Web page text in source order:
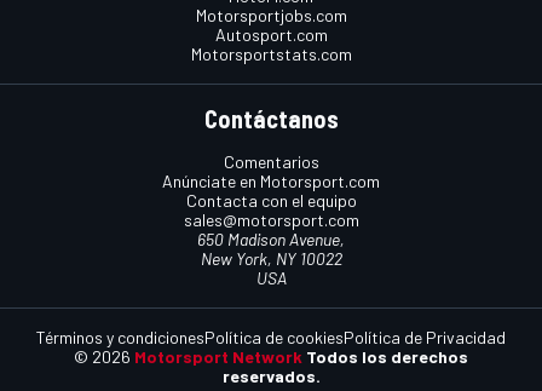
Motorsportjobs.com
Autosport.com
Motorsportstats.com
Contáctanos
Comentarios
Anúnciate en Motorsport.com
Contacta con el equipo
sales@motorsport.com
650 Madison Avenue,
New York, NY 10022
USA
© 2026 Motorsport Network Todos los derechos
reservados.
Términos y condicionesPolítica de cookiesPolítica de Privacidad